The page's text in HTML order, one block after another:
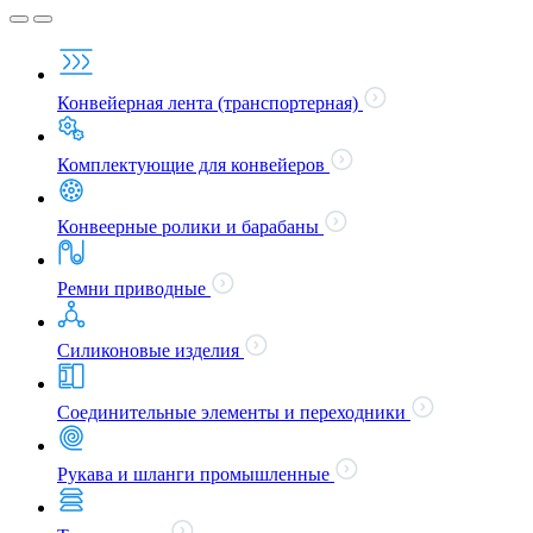
Конвейерная лента (транспортерная)
Комплектующие для конвейеров
Конвеерные ролики и барабаны
Ремни приводные
Силиконовые изделия
Соединительные элементы и переходники
Рукава и шланги промышленные